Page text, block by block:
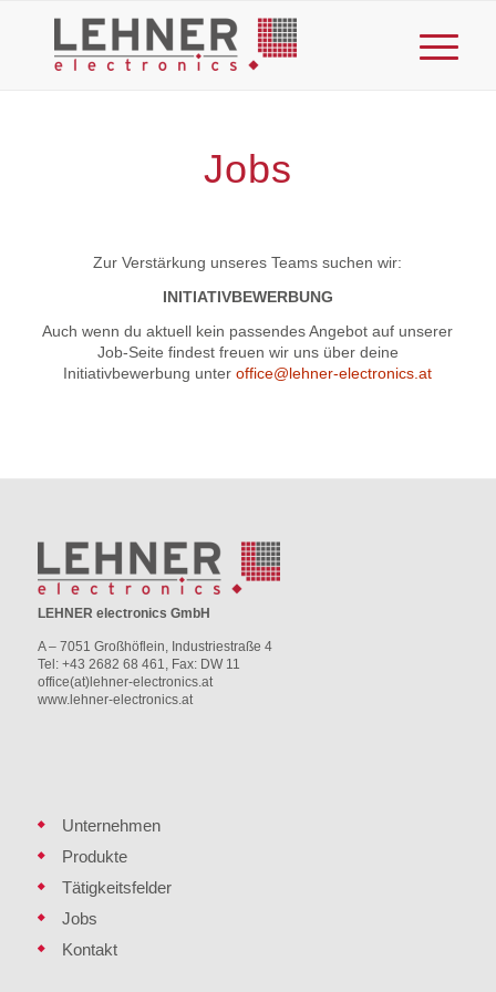
Jobs
Zur Verstärkung unseres Teams suchen wir:
INITIATIVBEWERBUNG
Auch wenn du aktuell kein passendes Angebot auf unserer
Job-Seite findest freuen wir uns über deine
Initiativbewerbung unteroffice@lehner-electronics.at
LEHNER electronics GmbH
A – 7051 Großhöflein, Industriestraße 4
Tel: +43 2682 68 461, Fax: DW 11
office(at)lehner-electronics.at
www.lehner-electronics.at
Unternehmen
Produkte
Tätigkeitsfelder
Jobs
Kontakt